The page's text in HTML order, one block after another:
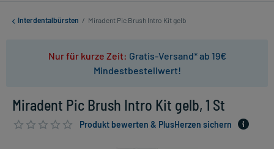
Interdentalbürsten / Miradent Pic Brush Intro Kit gelb
Nur für kurze Zeit: Gratis-Versand* ab 19€
Mindestbestellwert!
Miradent Pic Brush Intro Kit gelb, 1 St
Produkt bewerten & PlusHerzen sichern